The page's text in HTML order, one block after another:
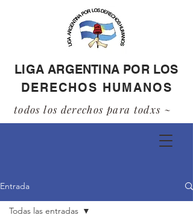
LIGA ARGENTINA POR LOS
DERECHOS HUMANOS
todos los derechos para todxs ~
Entrada
Todas las entradas